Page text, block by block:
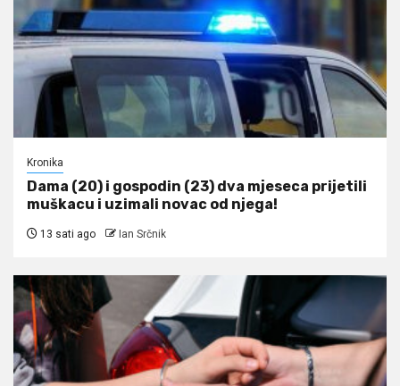
Kronika
Dama (20) i gospodin (23) dva mjeseca prijetili
muškacu i uzimali novac od njega!
13 sati ago Ian Srčnik